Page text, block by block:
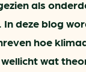
als
deze blog
hoe
wat